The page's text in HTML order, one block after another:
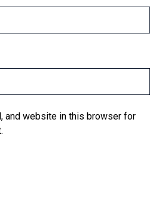
and website in this browser for